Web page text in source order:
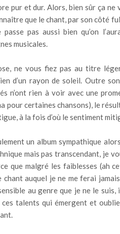
pur et dur. Alors, bien sûr ça
que le chant, par son côté
passe pas aussi bien qu’on
musicales.
ne vous fiez pas au titre
d’un rayon de soleil. Outre
n’ont rien à voir avec une
pour certaines chansons), le
à la fois d’où le sentiment
un album sympathique
mais pas transcendant, je
que malgré les faiblesses (ah
chant auquel je ne me ferai
au genre que je ne le
ces talents qui émergent et